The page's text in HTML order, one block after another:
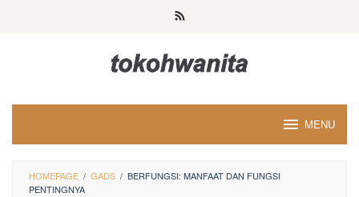
MENU
HOMEPAGE / GADS / BERFUNGSI: MANFAAT DAN FUNGSI
PENTINGNYA